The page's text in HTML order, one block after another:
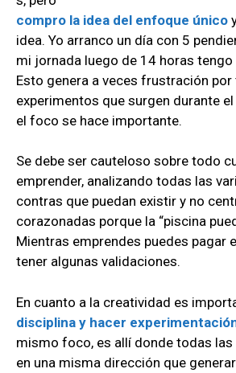
compro la idea del enfoque único
idea. Yo arranco un día con 5
mi jornada luego de 14 horas tengo
Esto genera a veces frustración
experimentos que surgen durante
el foco se hace importante.
Se debe ser cauteloso sobre todo
emprender, analizando todas las
contras que puedan existir y no
corazonadas porque la “piscina
Mientras emprendes puedes pagar
tener algunas validaciones.
En cuanto a la creatividad es
disciplina y hacer
mismo foco, es allí donde todas las
en una misma dirección que